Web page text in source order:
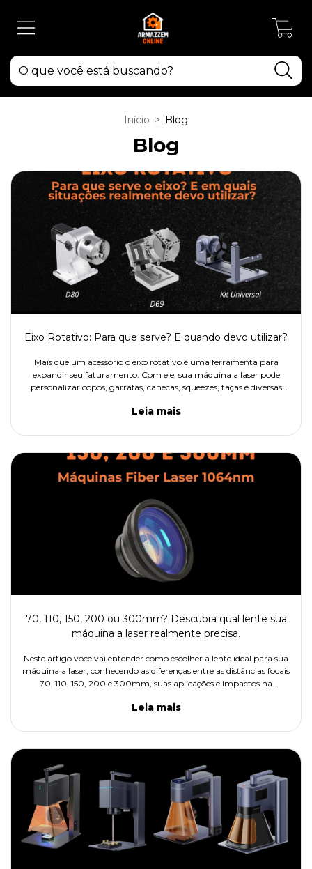
Início > Blog
Blog
Eixo Rotativo: Para que serve? E quando devo utilizar?
Mais que um acessório o eixo rotativo é uma ferramenta para
expandir seu faturamento. Com ele, sua máquina a laser pode
personalizar copos, garrafas, canecas, squeezes, taças e diversas
Leia mais
70, 110, 150, 200 ou 300mm? Descubra qual lente sua
máquina a laser realmente precisa.
Neste artigo você vai entender como escolher a lente ideal para sua
máquina a laser, conhecendo as diferenças entre as distâncias focais
70, 110, 150, 200 e 300mm, suas aplicações e impactos na
Leia mais